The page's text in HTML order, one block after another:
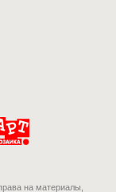
на материалы,